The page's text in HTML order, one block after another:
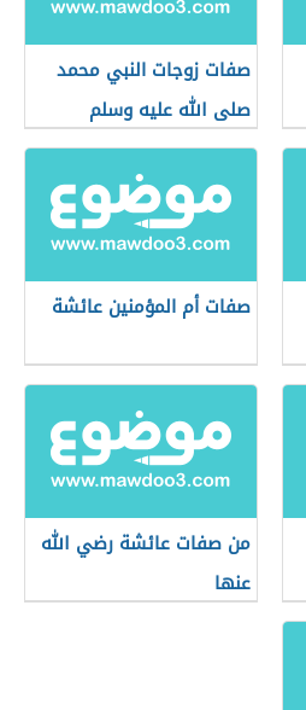
صفات زوجات النبي محمد
صلى الله عليه وسلم
صفات أم المؤمنين عائشة
من صفات عائشة رضي الله
عنها